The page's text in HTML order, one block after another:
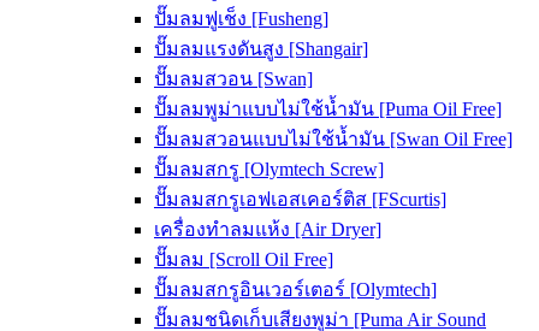
ปั๊มลมฟูเช็ง [Fusheng]
ปั๊มลมแรงดันสูง [Shangair]
ปั๊มลมสวอน [Swan]
ปั๊มลมพูม่าแบบไม่ใช้น้ำมัน [Puma Oil Free]
ปั๊มลมสวอนแบบไม่ใช้น้ำมัน [Swan Oil Free]
ปั๊มลมสกรู [Olymtech Screw]
ปั๊มลมสกรูเอฟเอสเคอร์ติส [FScurtis]
เครื่องทำลมแห้ง [Air Dryer]
ปั๊มลม [Scroll Oil Free]
ปั๊มลมสกรูอินเวอร์เตอร์ [Olymtech]
ปั๊มลมชนิดเก็บเสียงพูม่า [Puma Air Sound